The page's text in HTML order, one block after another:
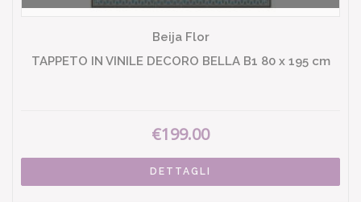
Beija Flor
TAPPETO IN VINILE DECORO BELLA B1 80 x 195 cm
€199.00
DETTAGLI